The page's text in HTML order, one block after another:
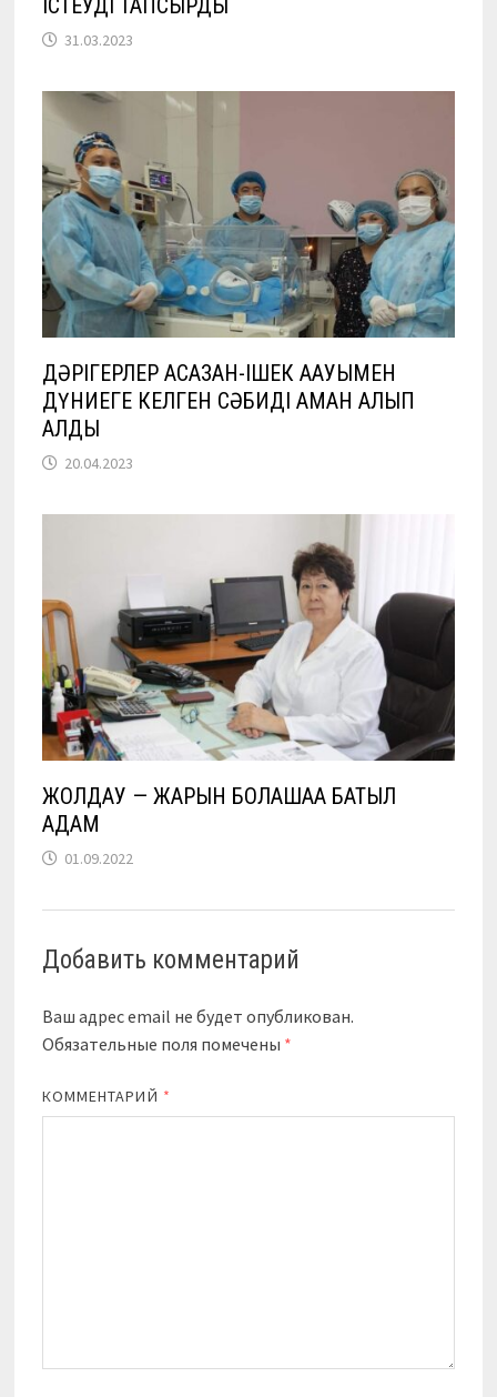
ІСТЕУДІ ТАПСЫРДЫ
31.03.2023
ДӘРІГЕРЛЕР АСҚАЗАН-ІШЕК АҚАУЫМЕН
ДҮНИЕГЕ КЕЛГЕН СӘБИДІ АМАН АЛЫП
ҚАЛДЫ
20.04.2023
ЖОЛДАУ — ЖАРҚЫН БОЛАШАҚҚА БАТЫЛ
ҚАДАМ
01.09.2022
Добавить комментарий
Ваш адрес email не будет опубликован.
Обязательные поля помечены *
КОММЕНТАРИЙ *